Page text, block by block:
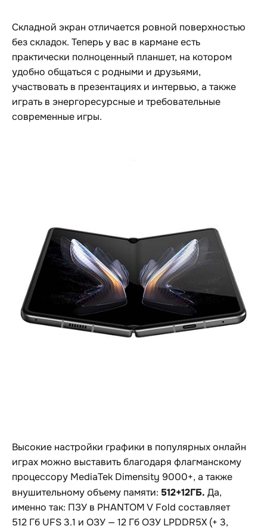
Складной экран отличается ровной поверхностью
без складок. Теперь у вас в кармане есть
практически полноценный планшет, на котором
удобно общаться с родными и друзьями,
участвовать в презентациях и интервью, а также
играть в энергоресурсные и требовательные
современные игры.
Высокие настройки графики в популярных онлайн
играх можно выставить благодаря флагманскому
процессору MediaTek Dimensity 9000+, а также
внушительному объему памяти: 512+12ГБ. Да,
именно так: ПЗУ в PHANTOM V Fold составляет
512 Гб UFS 3.1 и ОЗУ — 12 Гб ОЗУ LPDDR5X (+ 3,